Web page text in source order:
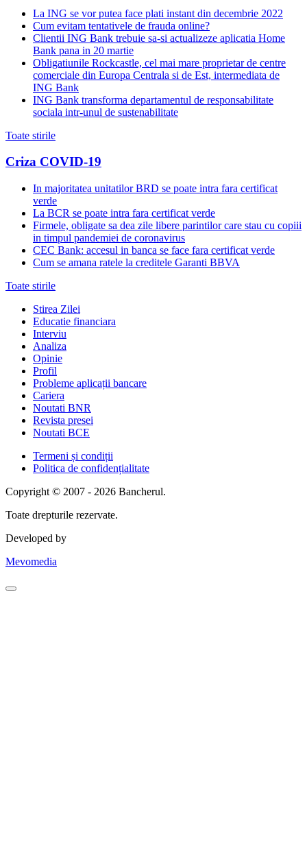
La ING se vor putea face plati instant din decembrie 2022
Cum evitam tentativele de frauda online?
Clientii ING Bank trebuie sa-si actualizeze aplicatia Home
Bank pana in 20 martie
Obligatiunile Rockcastle, cel mai mare proprietar de centre
comerciale din Europa Centrala si de Est, intermediata de
ING Bank
ING Bank transforma departamentul de responsabilitate
sociala intr-unul de sustenabilitate
Toate stirile
Criza COVID-19
In majoritatea unitatilor BRD se poate intra fara certificat
verde
La BCR se poate intra fara certificat verde
Firmele, obligate sa dea zile libere parintilor care stau cu copiii
in timpul pandemiei de coronavirus
CEC Bank: accesul in banca se face fara certificat verde
Cum se amana ratele la creditele Garanti BBVA
Toate stirile
Stirea Zilei
Educatie financiara
Interviu
Analiza
Opinie
Profil
Probleme aplicații bancare
Cariera
Noutati BNR
Revista presei
Noutati BCE
Termeni și condiții
Politica de confidențialitate
Copyright © 2007 - 2026 Bancherul.
Toate drepturile rezervate.
Developed by
Mevomedia